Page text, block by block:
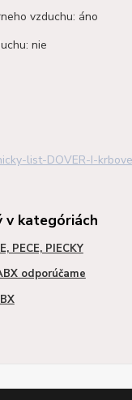
vzduchu: áno
nie
list-DOVER-I-
v kategóriách
PECE, PIECKY
odporúčame